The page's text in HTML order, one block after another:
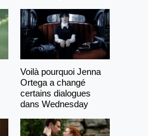
Voilà pourquoi Jenna
Ortega a changé
certains dialogues
dans Wednesday